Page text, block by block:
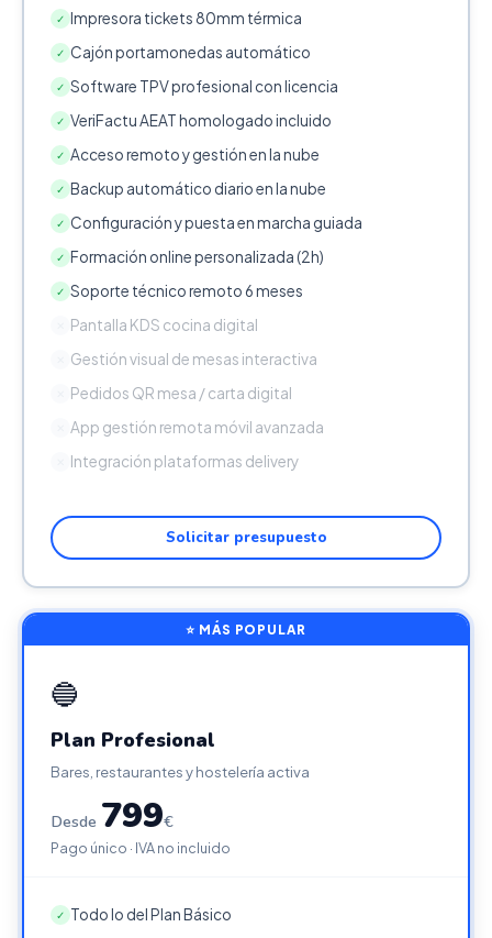
✓ Impresora tickets 80mm térmica
✓ Cajón portamonedas automático
✓ Software TPV profesional con licencia
✓ VeriFactu AEAT homologado incluido
✓ Acceso remoto y gestión en la nube
✓ Backup automático diario en la nube
✓ Configuración y puesta en marcha guiada
✓ Formación online personalizada (2h)
✓ Soporte técnico remoto 6 meses
Pantalla KDS cocina digital
Gestión visual de mesas interactiva
Pedidos QR mesa / carta digital
App gestión remota móvil avanzada
Integración plataformas delivery
Solicitar presupuesto
⭐ MÁS POPULAR
🔵
Plan Profesional
Bares, restaurantes y hostelería activa
Desde 799€
Pago único · IVA no incluido
✓ Todo lo del Plan Básico